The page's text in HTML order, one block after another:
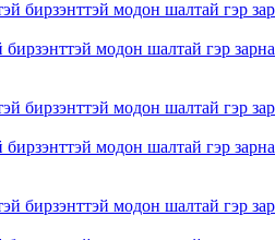
бирзэнттэй модон шалтай гэр зарна
бирзэнттэй модон шалтай гэр зарна